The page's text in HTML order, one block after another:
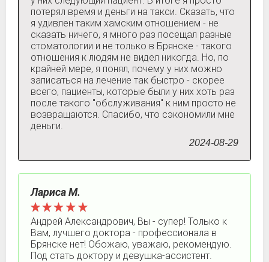
потерял время и деньги на такси. Сказать, что
я удивлен таким хамским отношением - не
сказать ничего, я много раз посещал разные
стоматологии и не только в Брянске - такого
отношения к людям не видел никогда. Но, по
крайней мере, я понял, почему у них можно
записаться на лечение так быстро - скорее
всего, пациенты, которые были у них хоть раз
после такого "обслуживания" к ним просто не
возвращаются. Спасибо, что сэкономили мне
деньги.
2024-08-29
Лариса М.
Андрей Александрович, Вы - супер! Только к
Вам, лучшего доктора - профессионала в
Брянске нет! Обожаю, уважаю, рекомендую.
Под стать доктору и девушка-ассистент.